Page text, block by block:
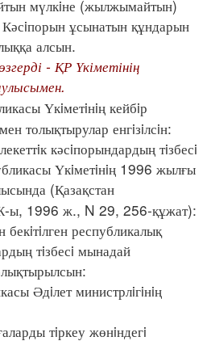
мүлкiне (жылжымайтын)
Кәсiпорын ұсынатын құндарын
алсын.
- ҚР Үкіметінің
Үкiметiнiң кейбiр
толықтырулар енгiзiлсiн:
кәсiпорындардың тiзбесi
Үкiметiнiң 1996 жылғы
(Қазақстан
ы, 1996 ж., N 29, 256-құжат):
республикалық
тiзбесi мынадай
Әдiлет министрлiгiнiң
тiркеу жөнiндегi